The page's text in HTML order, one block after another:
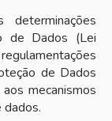
de Dados (Lei
de Dados
mecanismos
dados.